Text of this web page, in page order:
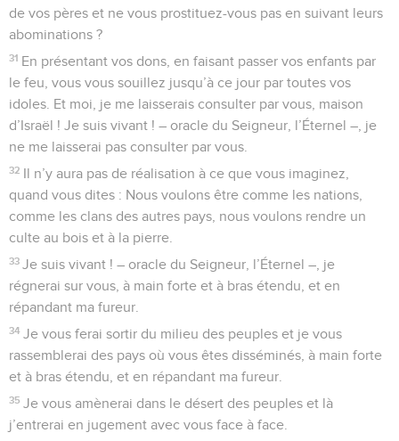
de vos pères et ne vous prostituez-vous pas en suivant leurs
abominations ?
31 En présentant vos dons, en faisant passer vos enfants par
le feu, vous vous souillez jusqu’à ce jour par toutes vos
idoles. Et moi, je me laisserais consulter par vous, maison
d’Israël ! Je suis vivant ! – oracle du Seigneur, l’Éternel –, je
ne me laisserai pas consulter par vous.
32 Il n’y aura pas de réalisation à ce que vous imaginez,
quand vous dites : Nous voulons être comme les nations,
comme les clans des autres pays, nous voulons rendre un
culte au bois et à la pierre.
33 Je suis vivant ! – oracle du Seigneur, l’Éternel –, je
régnerai sur vous, à main forte et à bras étendu, et en
répandant ma fureur.
34 Je vous ferai sortir du milieu des peuples et je vous
rassemblerai des pays où vous êtes disséminés, à main forte
et à bras étendu, et en répandant ma fureur.
35 Je vous amènerai dans le désert des peuples et là
j’entrerai en jugement avec vous face à face.